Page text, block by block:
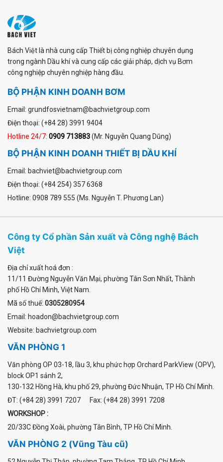
Bách Việt là nhà cung cấp Thiết bị công nghiệp chuyên dụng
trong ngành Dầu khí và cung cấp các giải pháp, dịch vụ Bơm
công nghiệp chuyên nghiệp hàng đầu.
BỘ PHẬN KINH DOANH BƠM
Email: grundfosvietnam@bachvietgroup.com
Điện thoại: (+84 28) 3991 9404
Hotline 24/7: 0909 713883(Mr. Nguyễn Quang Dũng)
BỘ PHẬN KINH DOANH THIẾT BỊ DẦU KHÍ
Email: bachviet@bachvietgroup.com
Điện thoại: (+84 254) 357 6368
Hotline: 0908 789 555 (Ms. Nguyễn T. Phương Lan)
Công ty Cổ phần Sản xuất và Công nghệ Bách
Việt
Địa chỉ xuất hoá đơn :
11/11 Đường Nguyễn Văn Mại, phường Tân Sơn Nhất, Thành
phố Hồ Chí Minh, Việt Nam.
Mã số thuế: 0305280954
Email: hoadon@bachvietgroup.com
Website: bachvietgroup.com
VĂN PHÒNG 1
Văn phòng OP 03-18, lầu 3, khu phức hợp Orchard ParkView (OPV),
block OP1 sảnh 2,
130-132 Hồng Hà, khu phố 29, phường Đức Nhuận, TP Hồ Chí Minh.
ĐT: (+84 28) 3991 7207 Fax: (+84 28) 3991 7208
WORKSHOP :
20/33C Đồng Xoài, phường Tân Bình, TP Hồ Chí Minh.
VĂN PHÒNG 2 (Vũng Tàu cũ)